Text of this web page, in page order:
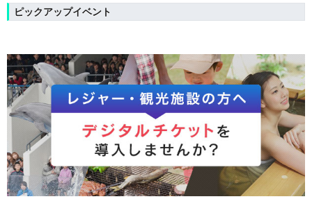
ピックアップイベント